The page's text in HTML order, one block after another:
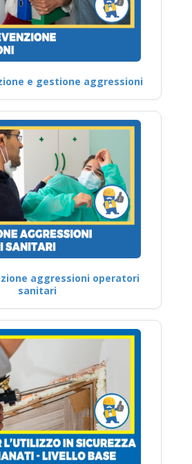
e gestione aggressioni
aggressioni operatori
sanitari